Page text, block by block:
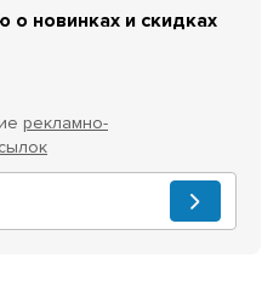
новинках и скидках
рекламно-